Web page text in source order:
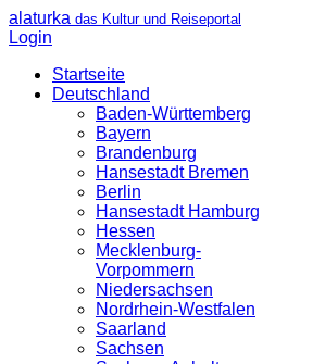
alaturka das Kultur und Reiseportal
Login
Startseite
Deutschland
Baden-Württemberg
Bayern
Brandenburg
Hansestadt Bremen
Berlin
Hansestadt Hamburg
Hessen
Mecklenburg-
Vorpommern
Niedersachsen
Nordrhein-Westfalen
Saarland
Sachsen